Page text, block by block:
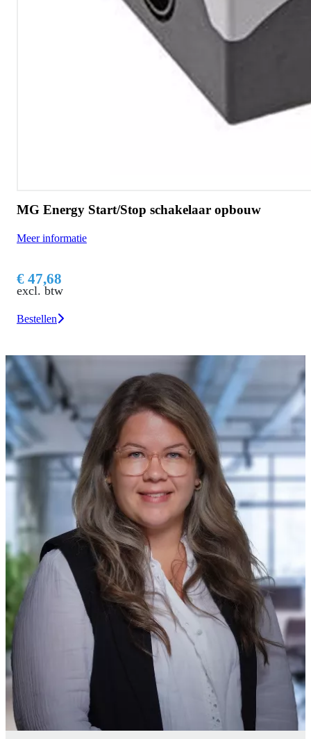
MG Energy Start/Stop schakelaar opbouw
Meer informatie
€ 47,68
excl. btw
Bestellen